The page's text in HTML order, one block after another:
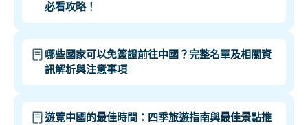
必看攻略！
哪些國家可以免簽證前往中國？完整名單及相關資
訊解析與注意事項
遊覽中國的最佳時間：四季旅遊指南與最佳景點推